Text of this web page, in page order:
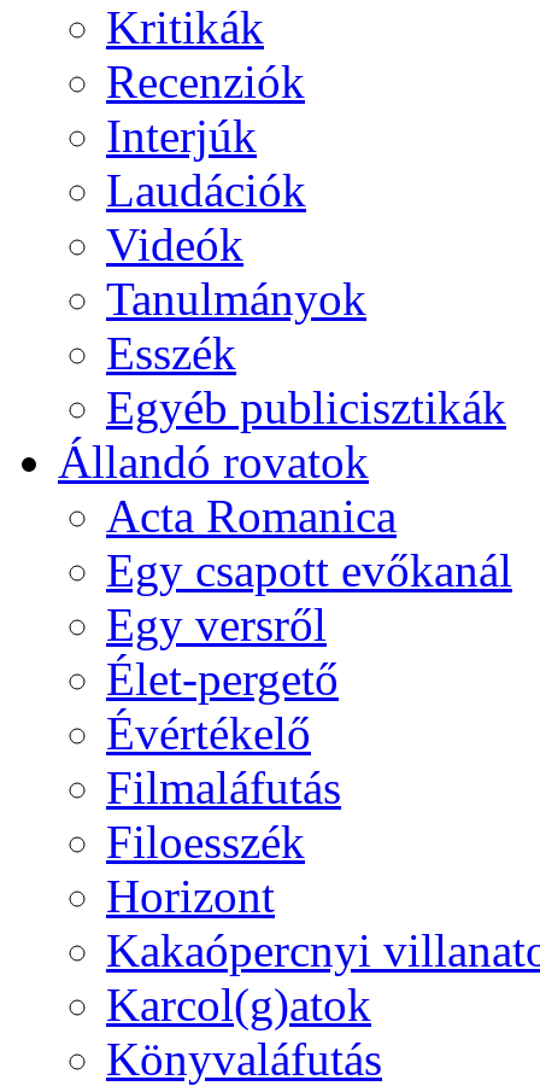
Kritikák
Recenziók
Interjúk
Laudációk
Videók
Tanulmányok
Esszék
Egyéb publicisztikák
Állandó rovatok
Acta Romanica
Egy csapott evőkanál
Egy versről
Élet-pergető
Évértékelő
Filmaláfutás
Filoesszék
Horizont
Kakaópercnyi
Karcol(g)atok
Könyvaláfutás